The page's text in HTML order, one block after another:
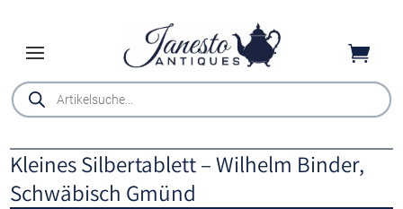

Products
search
Kleines Silbertablett – Wilhelm Binder,
Schwäbisch Gmünd